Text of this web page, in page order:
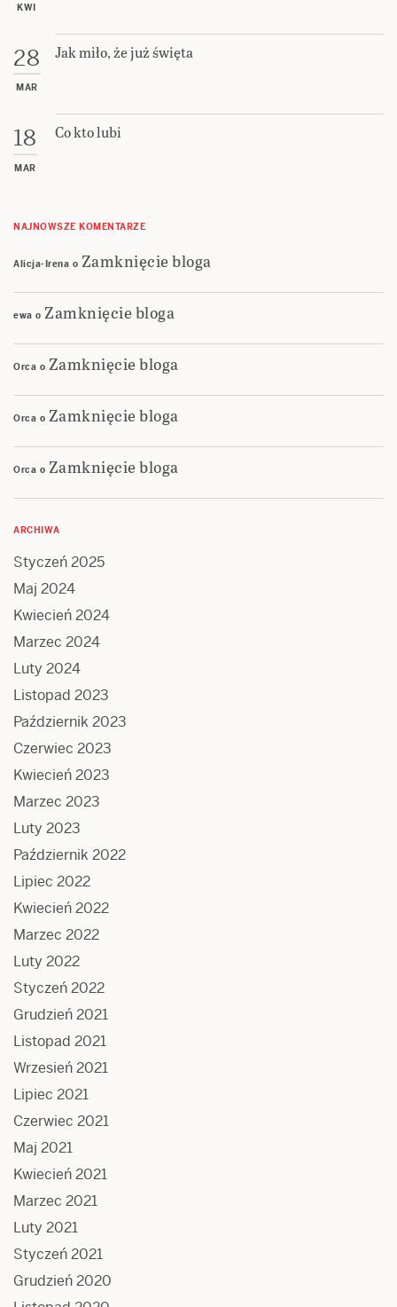
KWI
28
MAR
Jak miło, że już święta
18
MAR
Co kto lubi
NAJNOWSZE KOMENTARZE
Alicja-Irena o Zamknięcie bloga
ewa o Zamknięcie bloga
Orca o Zamknięcie bloga
Orca o Zamknięcie bloga
Orca o Zamknięcie bloga
ARCHIWA
Styczeń 2025
Maj 2024
Kwiecień 2024
Marzec 2024
Luty 2024
Listopad 2023
Październik 2023
Czerwiec 2023
Kwiecień 2023
Marzec 2023
Luty 2023
Październik 2022
Lipiec 2022
Kwiecień 2022
Marzec 2022
Luty 2022
Styczeń 2022
Grudzień 2021
Listopad 2021
Wrzesień 2021
Lipiec 2021
Czerwiec 2021
Maj 2021
Kwiecień 2021
Marzec 2021
Luty 2021
Styczeń 2021
Grudzień 2020